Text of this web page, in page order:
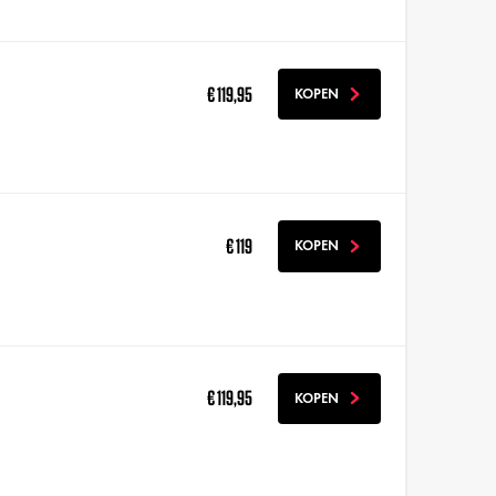
€ 119,95 KOPEN
€ 119 KOPEN
€ 119,95 KOPEN